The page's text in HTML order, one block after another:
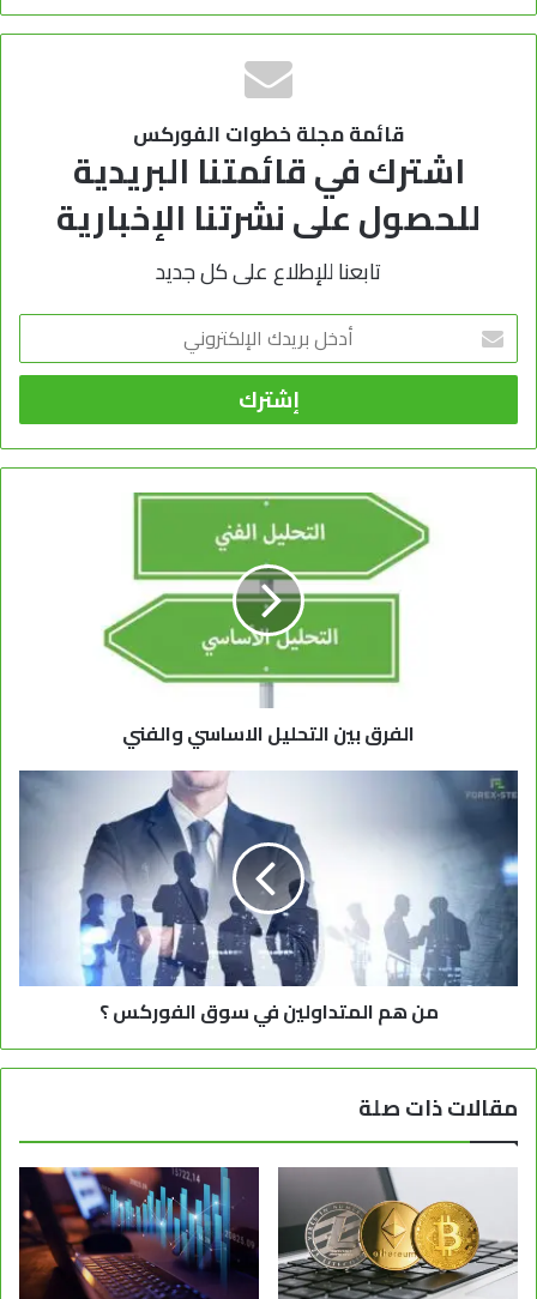
قائمة مجلة خطوات الفوركس
اشترك في قائمتنا البريدية
للحصول على نشرتنا الإخبارية
تابعنا للإطلاع على كل جديد
أدخل
بريدك
الإلكتروني
الفرق بين التحليل الاساسي والفني
من هم المتداولين في سوق الفوركس ؟
مقالات ذات صلة